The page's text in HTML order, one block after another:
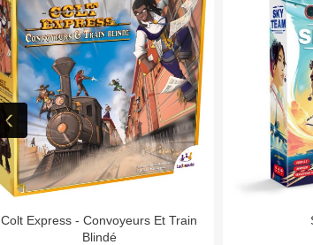
Aperçu rapide
Colt Express - Convoyeurs Et Train
Blindé